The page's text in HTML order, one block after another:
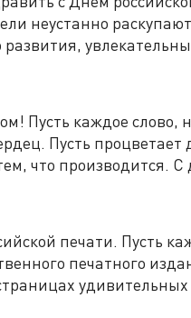
неустанно
развития,
Пусть каждое слово,
Пусть
что производится. С
печати. Пусть
печатного